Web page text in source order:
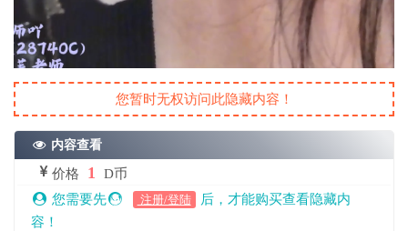
您暂时无权访问此隐藏内容！
内容查看
价格 1
D币
您需要先
注册/登陆
后，才能购买查看隐藏内
容！